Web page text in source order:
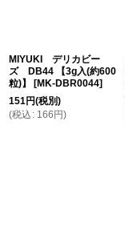
MIYUKI デリカビー
ズ DB44 【3g入(約600
粒)】
[MK-DBR0044]
151円(税別)
(税込 : 166 円)